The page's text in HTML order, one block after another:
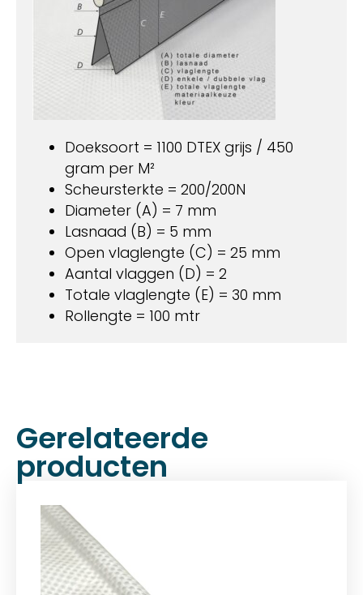
Doeksoort = 1100 DTEX grijs / 450
gram per M²
Scheursterkte = 200/200N
Diameter (A) = 7 mm
Lasnaad (B) = 5 mm
Open vlaglengte (C) = 25 mm
Aantal vlaggen (D) = 2
Totale vlaglengte (E) = 30 mm
Rollengte = 100 mtr
Gerelateerde
producten